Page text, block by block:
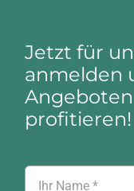
Jetzt für
anmelden
profitieren!